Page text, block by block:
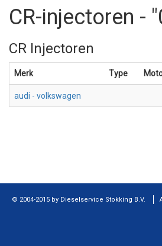
CR-injectoren -
CR Injectoren
Merk Type
audi - volkswagen
© 2004-2015 by Dieselservice Stokking B.V.